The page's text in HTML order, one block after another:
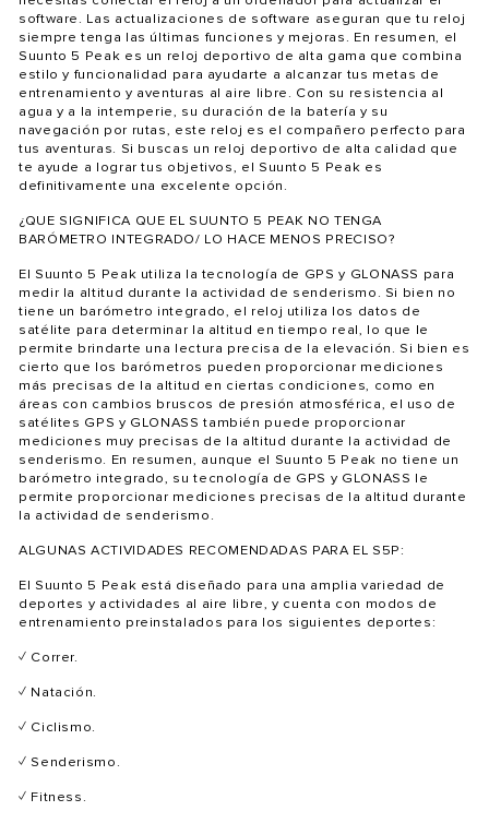
software. Las actualizaciones de software aseguran que tu reloj
siempre tenga las últimas funciones y mejoras. En resumen, el
Suunto 5 Peak es un reloj deportivo de alta gama que combina
estilo y funcionalidad para ayudarte a alcanzar tus metas de
entrenamiento y aventuras al aire libre. Con su resistencia al
agua y a la intemperie, su duración de la batería y su
navegación por rutas, este reloj es el compañero perfecto para
tus aventuras. Si buscas un reloj deportivo de alta calidad que
te ayude a lograr tus objetivos, el Suunto 5 Peak es
definitivamente una excelente opción.
¿QUE SIGNIFICA QUE EL SUUNTO 5 PEAK NO TENGA
BARÓMETRO INTEGRADO/ LO HACE MENOS PRECISO?
El Suunto 5 Peak utiliza la tecnología de GPS y GLONASS para
medir la altitud durante la actividad de senderismo. Si bien no
tiene un barómetro integrado, el reloj utiliza los datos de
satélite para determinar la altitud en tiempo real, lo que le
permite brindarte una lectura precisa de la elevación. Si bien es
cierto que los barómetros pueden proporcionar mediciones
más precisas de la altitud en ciertas condiciones, como en
áreas con cambios bruscos de presión atmosférica, el uso de
satélites GPS y GLONASS también puede proporcionar
mediciones muy precisas de la altitud durante la actividad de
senderismo. En resumen, aunque el Suunto 5 Peak no tiene un
barómetro integrado, su tecnología de GPS y GLONASS le
permite proporcionar mediciones precisas de la altitud durante
la actividad de senderismo.
ALGUNAS ACTIVIDADES RECOMENDADAS PARA EL S5P:
El Suunto 5 Peak está diseñado para una amplia variedad de
deportes y actividades al aire libre, y cuenta con modos de
entrenamiento preinstalados para los siguientes deportes:
✓ Correr.
✓ Natación.
✓ Ciclismo.
✓ Senderismo.
✓ Fitness.